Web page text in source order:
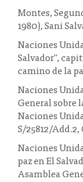
Montes,
1980), Sani
Naciones
Salvador",
camino de la
Naciones
General sobre
Naciones
S/25812/
Naciones
paz en El
Asamblea